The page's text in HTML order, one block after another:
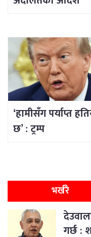
‘हामीसँग पर्याप्त
छ’ : ट्रम्प
भर्खरै
गर्छ :